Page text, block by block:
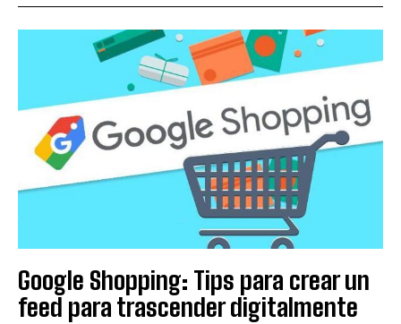
Google Shopping: Tips para crear un
feed para trascender digitalmente